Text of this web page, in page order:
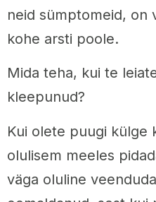
neid sümptomeid, on
kohe arsti poole.
Mida teha, kui te
kleepunud?
Kui olete puugi külge
olulisem meeles
väga oluline